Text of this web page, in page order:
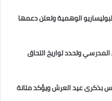
الوهمية وتعلن دعمها
وتحدد تواريخ التحاق
بذكرى عيد العرش ويؤكد متانة